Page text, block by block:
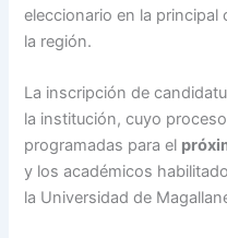
eleccionario en la
la región.
La inscripción de
la institución, cuyo
programadas para el
y los académicos
la Universidad de